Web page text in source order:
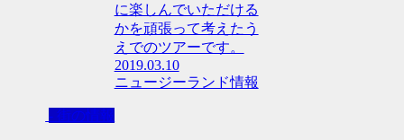
に楽しんでいただける
かを頑張って考えたう
えでのツアーです。
2019.03.10
ニュージーランド情報
- 街の情報